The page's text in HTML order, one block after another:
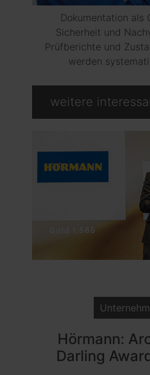
Dokumentation als
Sicherheit und
Prüfberichte und
werden
weitere
Hörmann:
Darling